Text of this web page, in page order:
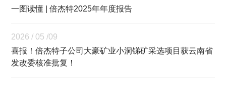
一图读懂 | 倍杰特2025年年度报告
2026 / 05 /09
喜报！倍杰特子公司大豪矿业小洞锑矿采选项目获云南省
发改委核准批复！